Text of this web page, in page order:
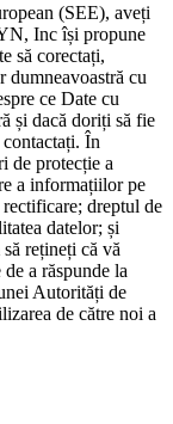
(SEE), aveți
Inc își propune
să corectați,
cu
ce Date cu
și dacă doriți să fie
În
de protecție a
a informațiilor pe
dreptul de
datelor; și
rețineți că vă
a răspunde la
Autorități de
de către noi a